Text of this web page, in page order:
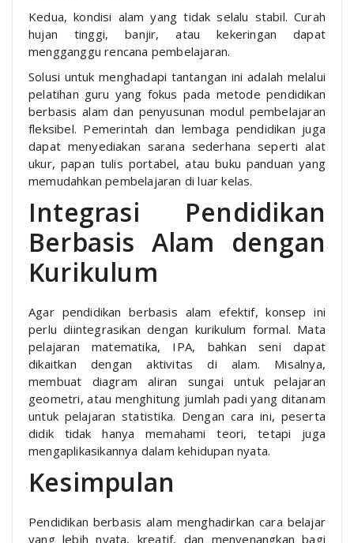
Kedua, kondisi alam yang tidak selalu stabil. Curah
hujan tinggi, banjir, atau kekeringan dapat
mengganggu rencana pembelajaran.
Solusi untuk menghadapi tantangan ini adalah melalui
pelatihan guru yang fokus pada metode pendidikan
berbasis alam dan penyusunan modul pembelajaran
fleksibel. Pemerintah dan lembaga pendidikan juga
dapat menyediakan sarana sederhana seperti alat
ukur, papan tulis portabel, atau buku panduan yang
memudahkan pembelajaran di luar kelas.
Integrasi Pendidikan
Berbasis Alam dengan
Kurikulum
Agar pendidikan berbasis alam efektif, konsep ini
perlu diintegrasikan dengan kurikulum formal. Mata
pelajaran matematika, IPA, bahkan seni dapat
dikaitkan dengan aktivitas di alam. Misalnya,
membuat diagram aliran sungai untuk pelajaran
geometri, atau menghitung jumlah padi yang ditanam
untuk pelajaran statistika. Dengan cara ini, peserta
didik tidak hanya memahami teori, tetapi juga
mengaplikasikannya dalam kehidupan nyata.
Kesimpulan
Pendidikan berbasis alam menghadirkan cara belajar
yang lebih nyata, kreatif, dan menyenangkan bagi